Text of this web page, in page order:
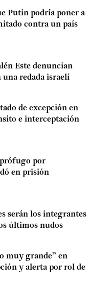
Putin podría poner a
contra un país
Este denuncian
una redada israelí
de excepción en
e interceptación
prófugo por
en prisión
serán los integrantes
últimos nudos
muy grande” en
y alerta por rol de